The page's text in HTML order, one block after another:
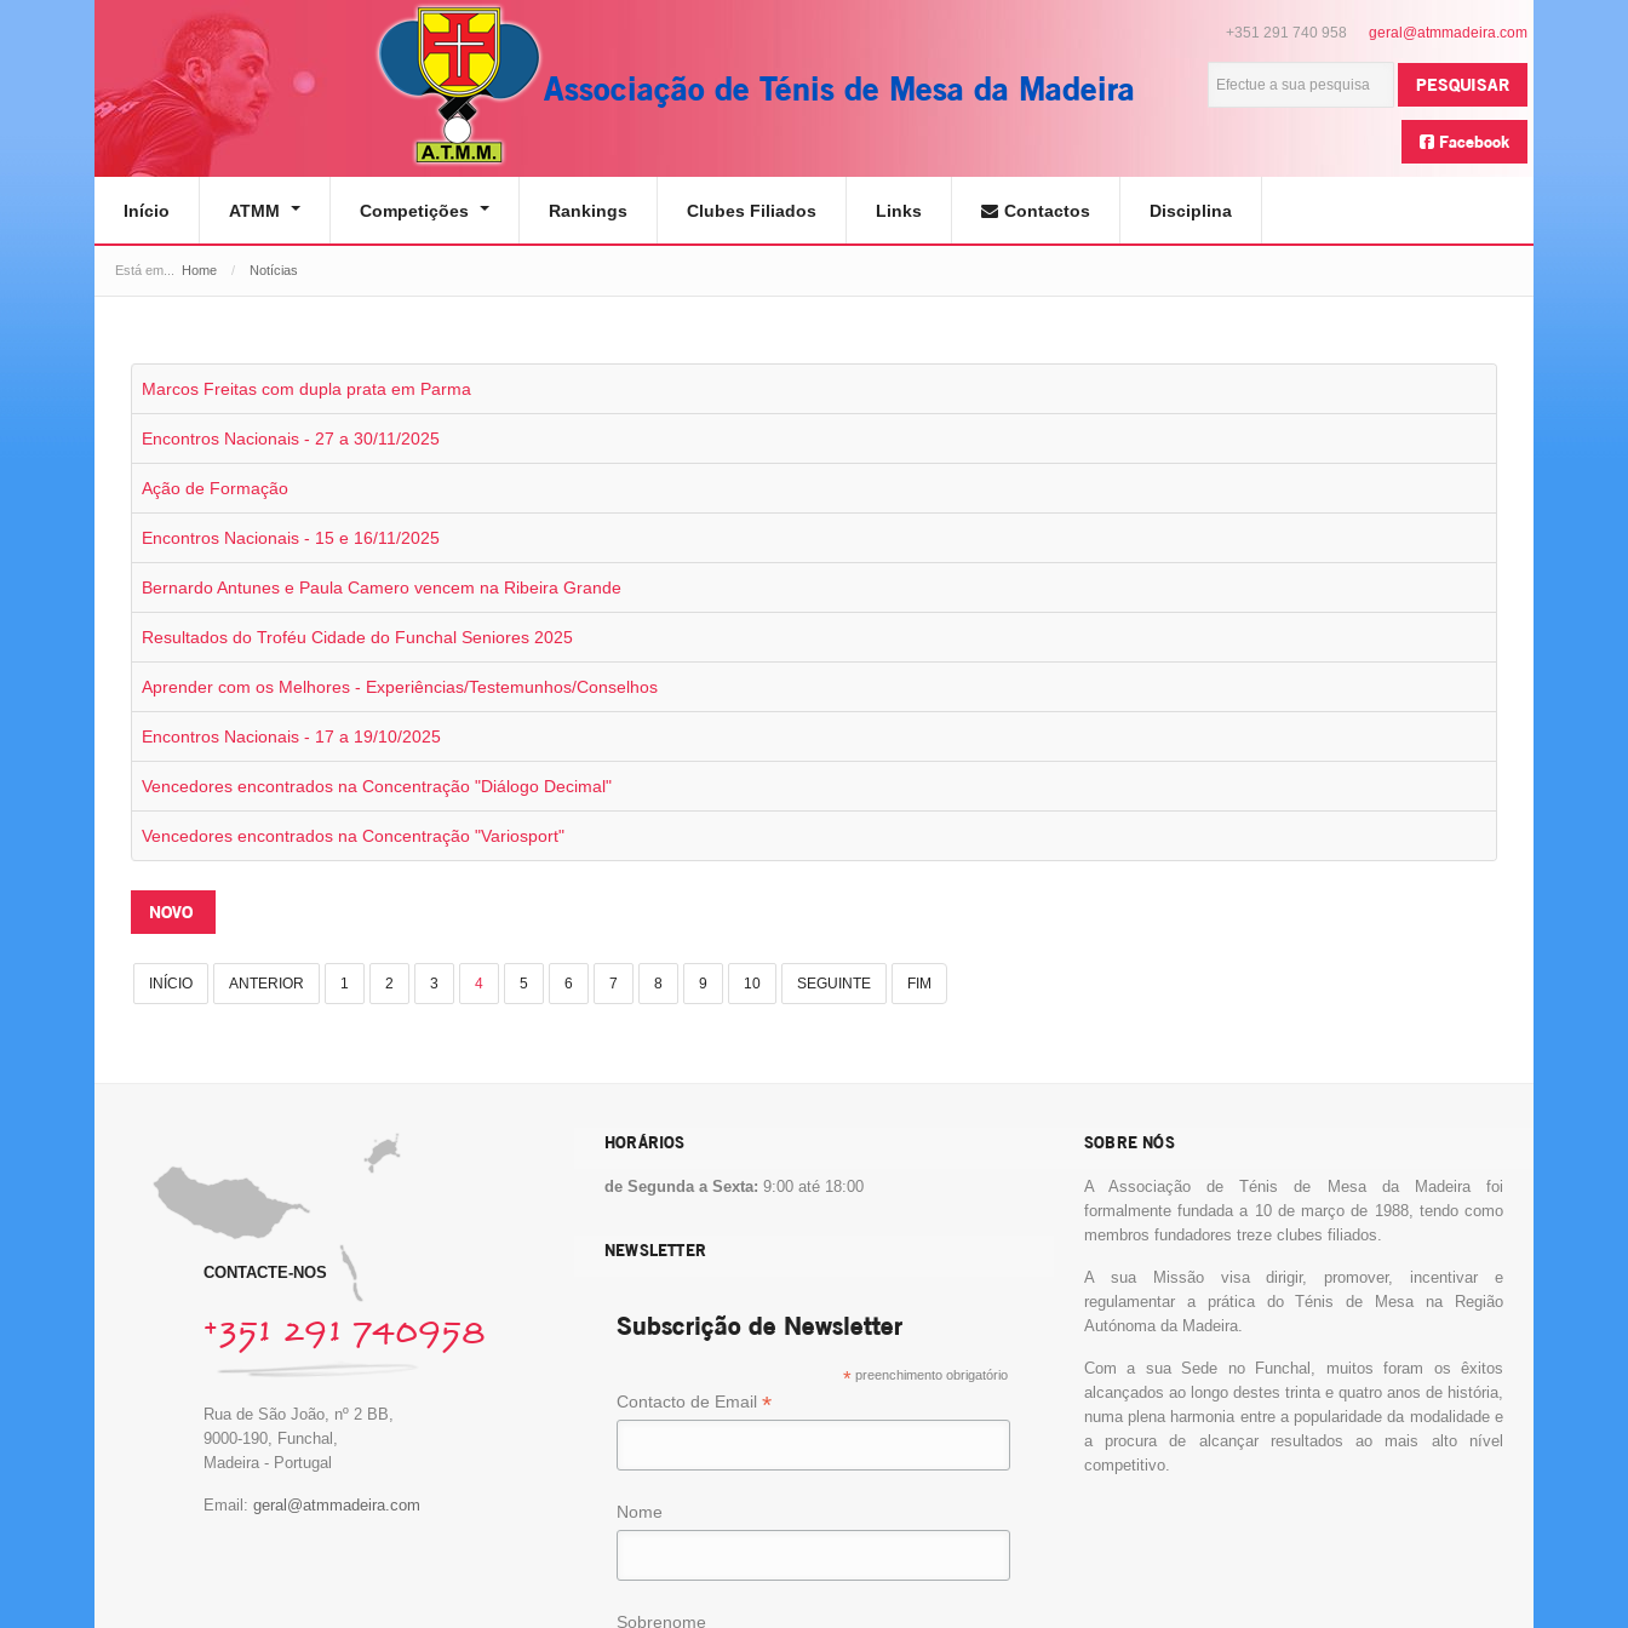
Associação de Ténis de Mesa da Madeira
+351 291 740 958
PESQUISAR
Facebook
Início ATMM Competições Rankings Clubes Filiados Links Contactos Disciplina
Está em... Home / Notícias
Marcos Freitas com dupla prata em Parma
Encontros Nacionais - 27 a 30/11/2025
Ação de Formação
Encontros Nacionais - 15 e 16/11/2025
Bernardo Antunes e Paula Camero vencem na Ribeira Grande
Resultados do Troféu Cidade do Funchal Seniores 2025
Aprender com os Melhores - Experiências/Testemunhos/Conselhos
Encontros Nacionais - 17 a 19/10/2025
Vencedores encontrados na Concentração "Diálogo Decimal"
Vencedores encontrados na Concentração "Variosport"
NOVO
INÍCIO ANTERIOR 1 2 3 4 5 6 7 8 9 10 SEGUINTE FIM
CONTACTE-NOS
+351 291 740958
Rua de São João, nº 2 BB,
9000-190, Funchal,
Madeira - Portugal
Email:
HORÁRIOS
de Segunda a Sexta: 9:00 até 18:00
NEWSLETTER
Subscrição de Newsletter
*preenchimento obrigatório
Contacto de Email*
Nome
Sobrenome
SOBRE NÓS
A Associação de Ténis de Mesa da Madeira foi
formalmente fundada a 10 de março de 1988, tendo como
membros fundadores treze clubes filiados.
A sua Missão visa dirigir, promover, incentivar e
regulamentar a prática do Ténis de Mesa na Região
Autónoma da Madeira.
Com a sua Sede no Funchal, muitos foram os êxitos
alcançados ao longo destes trinta e quatro anos de história,
numa plena harmonia entre a popularidade da modalidade e
a procura de alcançar resultados ao mais alto nível
competitivo.